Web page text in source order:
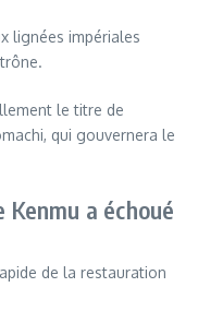
lignées impériales
le titre de
qui gouvernera le
a échoué
de la restauration